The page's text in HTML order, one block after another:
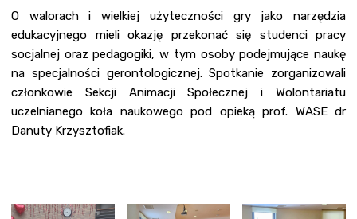
O walorach i wielkiej użyteczności gry jako narzędzia
edukacyjnego mieli okazję przekonać się studenci pracy
socjalnej oraz pedagogiki, w tym osoby podejmujące naukę
na specjalności gerontologicznej. Spotkanie zorganizowali
członkowie Sekcji Animacji Społecznej i Wolontariatu
uczelnianego koła naukowego pod opieką prof. WASE dr
Danuty Krzysztofiak.